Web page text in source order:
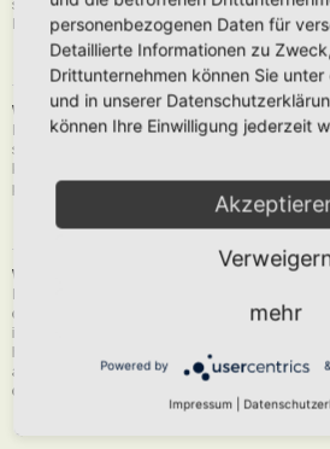
siehst du eine Schaltfläche in der Nähe des
Du wirst dann durch die weiteren Schritte
Nach oben
Was bewirkt die „Speichern“-Schaltfläche
Hiermit kannst du die geschriebene Entwürfe
späteren Zeitpunkt vervollständigen und
kannst du mit der Funktion „Gespeicherte
persönlichen Bereich erneut laden.
Nach oben
Warum muss mein Beitrag erst freigegeben
Die Board-Administration kann entschieden
du einen Beitrag erstellt hast, die Beiträge zuerst
ist auch möglich, dass die Administration dich zu
hinzugefügt hat, bei denen sie die Beiträge erst
auf der Seite sichtbar werden. Bitte kontaktiere
du weitere Informationen dazu benötigst.
personenbezogenen Daten für
Detaillierte Informationen zu
Drittunternehmen können Sie
und in unserer
können Ihre Einwilligung jederzeit
mehr
Powered by &
Impressum